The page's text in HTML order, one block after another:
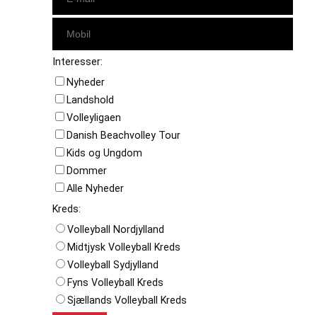
Interesser:
Nyheder
Landshold
Volleyligaen
Danish Beachvolley Tour
Kids og Ungdom
Dommer
Alle Nyheder
Kreds:
Volleyball Nordjylland
Midtjysk Volleyball Kreds
Volleyball Sydjylland
Fyns Volleyball Kreds
Sjællands Volleyball Kreds